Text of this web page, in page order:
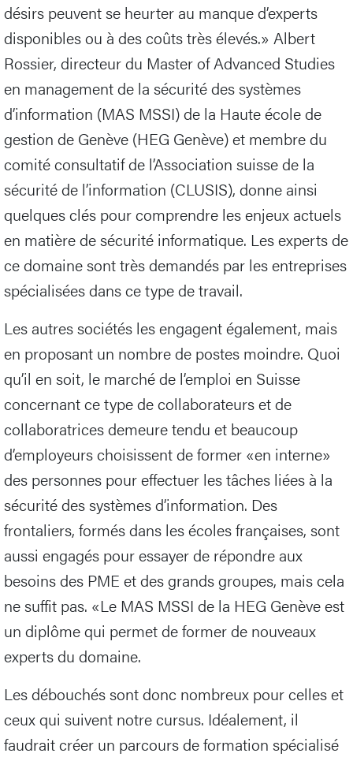
désirs peuvent se heurter au manque d’experts
disponibles ou à des coûts très élevés.» Albert
Rossier, directeur du Master of Advanced Studies
en management de la sécurité des systèmes
d’information (MAS MSSI) de la Haute école de
gestion de Genève (HEG Genève) et membre du
comité consultatif de l’Association suisse de la
sécurité de l’information (CLUSIS), donne ainsi
quelques clés pour comprendre les enjeux actuels
en matière de sécurité informatique. Les experts de
ce domaine sont très demandés par les entreprises
spécialisées dans ce type de travail.
Les autres sociétés les engagent également, mais
en proposant un nombre de postes moindre. Quoi
qu’il en soit, le marché de l’emploi en Suisse
concernant ce type de collaborateurs et de
collaboratrices demeure tendu et beaucoup
d’employeurs choisissent de former «en interne»
des personnes pour effectuer les tâches liées à la
sécurité des systèmes d’information. Des
frontaliers, formés dans les écoles françaises, sont
aussi engagés pour essayer de répondre aux
besoins des PME et des grands groupes, mais cela
ne suffit pas. «Le MAS MSSI de la HEG Genève est
un diplôme qui permet de former de nouveaux
experts du domaine.
Les débouchés sont donc nombreux pour celles et
ceux qui suivent notre cursus. Idéalement, il
faudrait créer un parcours de formation spécialisé